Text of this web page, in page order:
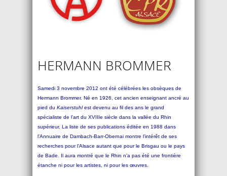
HERMANN BROMMER
Samedi 3 novembre 2012 ont été célébrées les obsèques de
Hermann Brommer. Né en 1926, cet ancien enseignant ancré au
pied du Kaiserstuhlest devenu au fil des ans le grand
spécialiste de l’art du XVIIIe siècle dans la vallée du Rhin
supérieur. La liste de ses publications éditée en 1988 dans
l’Annuaire de Dambach-Barr-Obernai montre l’intérêt de ses
recherches pour l’Alsace autant que pour le Brisgau ou le pays
de Bade. Il aura montré que le Rhin n’a pas été une frontière
étanche ni pour les artistes, ni pour les œuvres.